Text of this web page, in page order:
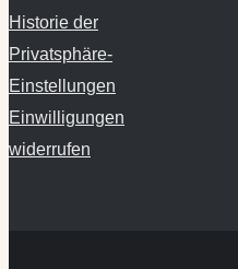
Privatsphäre-
Einstellungen
Einwilligungen
widerrufen